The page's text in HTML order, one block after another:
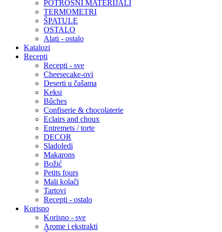
POTROŠNI MATERIJALI
TERMOMETRI
ŠPATULE
OSTALO
Alati - ostalo
Katalozi
Recepti
Recepti - sve
Cheesecake-ovi
Deserti u čašama
Keksi
Bûches
Confiserie & chocolaterie
Eclairs and choux
Entremets / torte
DECOR
Sladoledi
Makarons
Božić
Petits fours
Mali kolači
Tartovi
Recepti - ostalo
Korisno
Korisno - sve
Arome i ekstrakti